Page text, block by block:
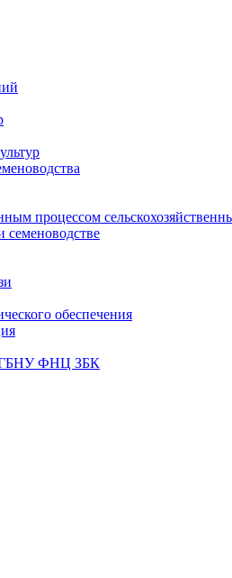
процессом
семеноводстве
обеспечения
ФГБНУ ФНЦ ЗБК